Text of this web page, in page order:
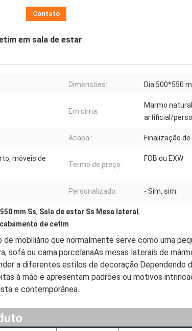
Contato
em sala de estar
Dimensões: Dia 500*550
Em cima:
Marmo
artificial/
Acaba.: Finalização
móveis de
Termo de preço:
FOB ou EXW
Personalizado: - Sim, sim.
mm Ss, Sala de estar Ss Mesa lateral ,
de cetim
mobiliário que normalmente serve como uma
sofá ou cama.porcelanaAs mesas laterais de
a diferentes estilos de decoração.Dependendo
à mão e apresentam padrões ou motivos
e contemporânea.